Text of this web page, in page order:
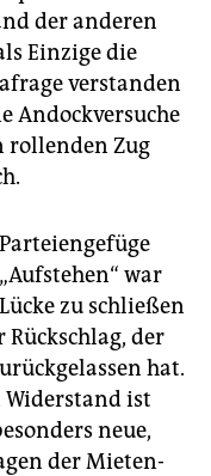
der anderen
Einzige die
verstanden
Andockversuche
rollenden Zug
war
zu schließen
Rückschlag, der
hat.
Widerstand ist
neue,
der Mieten-